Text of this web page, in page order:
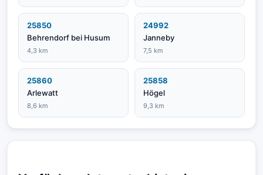
25850
Behrendorf bei Husum
4,3 km
24992
Janneby
7,5 km
25860
Arlewatt
8,6 km
25858
Högel
9,3 km